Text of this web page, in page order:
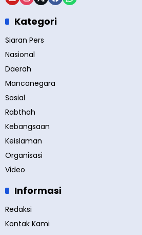
Kategori
Siaran Pers
Nasional
Daerah
Mancanegara
Sosial
Rabthah
Kebangsaan
Keislaman
Organisasi
Video
Informasi
Redaksi
Kontak Kami